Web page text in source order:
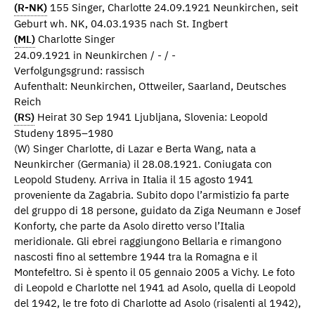
(R-NK) 155 Singer, Charlotte 24.09.1921 Neunkirchen, seit
Geburt wh. NK, 04.03.1935 nach St. Ingbert
(ML) Charlotte Singer
24.09.1921 in Neunkirchen / - / -
Verfolgungsgrund: rassisch
Aufenthalt: Neunkirchen, Ottweiler, Saarland, Deutsches
Reich
(RS) Heirat 30 Sep 1941 Ljubljana, Slovenia: Leopold
Studeny 1895–1980
(W) Singer Charlotte, di Lazar e Berta Wang, nata a
Neunkircher (Germania) il 28.08.1921. Coniugata con
Leopold Studeny. Arriva in Italia il 15 agosto 1941
proveniente da Zagabria. Subito dopo l’armistizio fa parte
del gruppo di 18 persone, guidato da Ziga Neumann e Josef
Konforty, che parte da Asolo diretto verso l’Italia
meridionale. Gli ebrei raggiungono Bellaria e rimangono
nascosti fino al settembre 1944 tra la Romagna e il
Montefeltro. Si è spento il 05 gennaio 2005 a Vichy. Le foto
di Leopold e Charlotte nel 1941 ad Asolo, quella di Leopold
del 1942, le tre foto di Charlotte ad Asolo (risalenti al 1942),